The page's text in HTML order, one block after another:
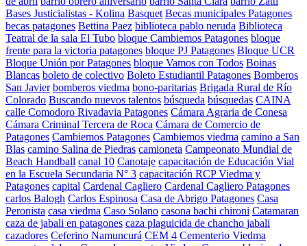
Bases Justicialistas - Kolina Basquet Becas municipales Patagones
becas patagones Bettina Paez biblioteca pablo neruda Biblioteca
Teatral de la sala El Tubo bloque Cambiemos Patagones bloque
frente para la victoria patagones bloque PJ Patagones Bloque UCR
Bloque Unión por Patagones bloque Vamos con Todos Boinas
Blancas boleto de colectivo Boleto Estudiantil Patagones Bomberos
San Javier bomberos viedma bono-paritarias Brigada Rural de Río
Colorado Buscando nuevos talentos búsqueda búsquedas CAINA
calle Comodoro Rivadavia Patagones Cámara Agraria de Conesa
Cámara Criminal Tercera de Roca Cámara de Comercio de
Patagones Cambiemos Patagones Cambiemos viedma camino a San
Blas camino Salina de Piedras camioneta Campeonato Mundial de
Beach Handball canal 10 Canotaje capacitación de Educación Vial
en la Escuela Secundaria N° 3 capacitación RCP Viedma y
Patagones capital Cardenal Cagliero Cardenal Cagliero Patagones
carlos Balogh Carlos Espinosa Casa de Abrigo Patagones Casa
Peronista casa viedma Caso Solano casona bachi chironi Catamaran
caza de jabali en patagones caza plaguicida de chancho jabali
cazadores Ceferino Namuncurá CEM 4 Cementerio Viedma